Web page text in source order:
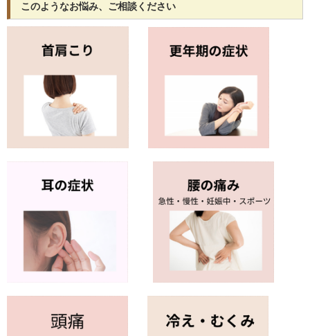
このようなお悩み、ご相談ください